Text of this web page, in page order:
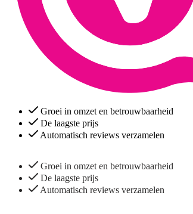
Groei in omzet en betrouwbaarheid
De laagste prijs
Automatisch reviews verzamelen
Groei in omzet en betrouwbaarheid
De laagste prijs
Automatisch reviews verzamelen